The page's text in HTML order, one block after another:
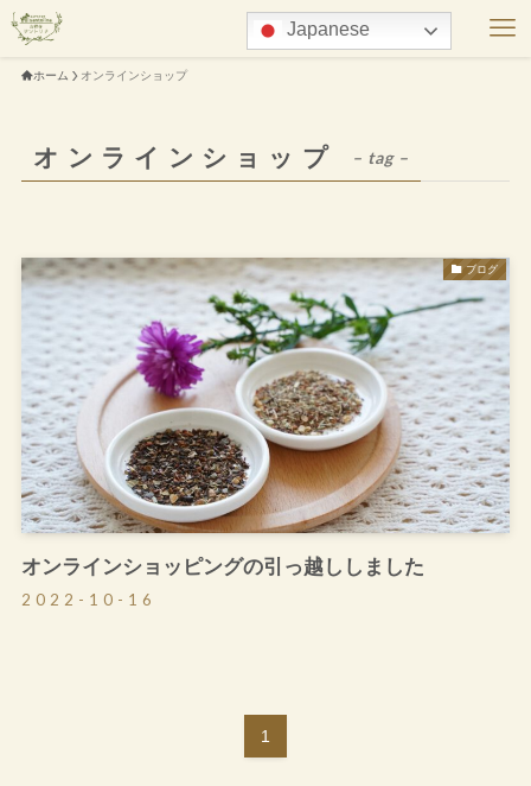
ホーム オンラインショップ
オンラインショップ – tag –
ブログ
オンラインショッピングの引っ越ししました
2022-10-16
1
Japanese